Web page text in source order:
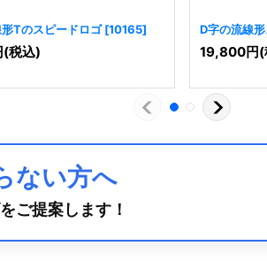
Tのスピードロゴ [10165]
(税込)
D字の流線
19,800円(
ない方へ
ご提案します！